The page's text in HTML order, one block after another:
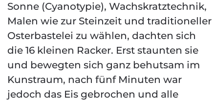
Sonne (Cyanotypie), Wachskratztechnik,
Malen wie zur Steinzeit und traditioneller
Osterbastelei zu wählen, dachten sich
die 16 kleinen Racker. Erst staunten sie
und bewegten sich ganz behutsam im
Kunstraum, nach fünf Minuten war
jedoch das Eis gebrochen und alle